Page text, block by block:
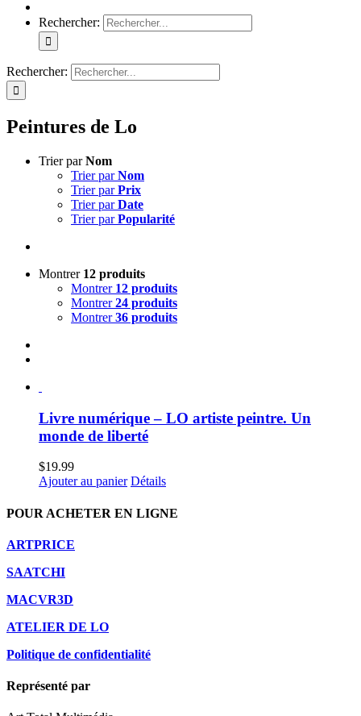
Rechercher:
Rechercher:
Peintures de Lo
Trier parNom
Trier parNom
Trier parPrix
Trier parDate
Trier parPopularité
Montrer 12 produits
Montrer 12 produits
Montrer24 produits
Montrer36 produits
Livre numérique – LO artiste peintre. Un
monde de liberté
$19.99
Ajouter au panier Détails
POUR ACHETER EN LIGNE
ARTPRICE
SAATCHI
MACVR3D
ATELIER DE LO
Politique de confidentialité
Représenté par